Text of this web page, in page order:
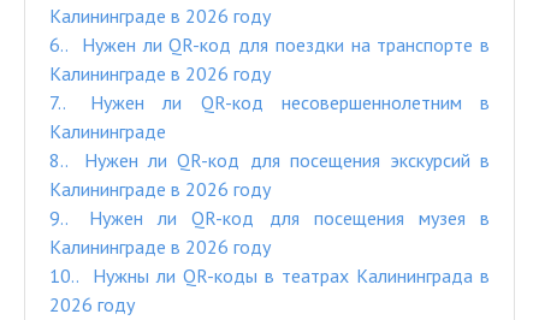
Калининграде в 2026 году
6.
Нужен ли QR-код для поездки на транспорте в
Калининграде в 2026 году
7.
Нужен ли QR-код несовершеннолетним в
Калининграде
8.
Нужен ли QR-код для посещения экскурсий в
Калининграде в 2026 году
9.
Нужен ли QR-код для посещения музея в
Калининграде в 2026 году
10.
Нужны ли QR-коды в театрах Калининграда в
2026 году